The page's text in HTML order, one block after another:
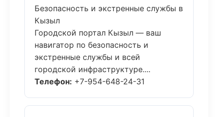
Безопасность и экстренные службы в
Кызыл
Городской портал Кызыл — ваш
навигатор по безопасность и
экстренные службы и всей
городской инфраструктуре....
Телефон: +7-954-648-24-31